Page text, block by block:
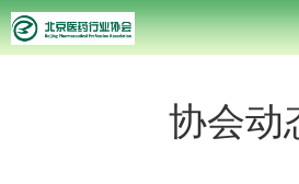
协会动